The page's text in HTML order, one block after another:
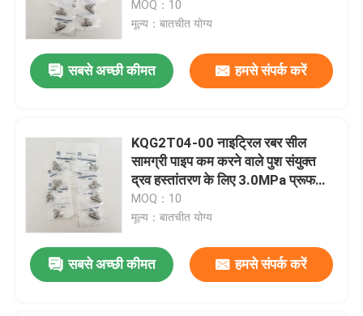
लाइन कनेक्टर
MOQ：10
मूल्य：बातचीत योग्य
सबसे अच्छी कीमत हमसे संपर्क करें
KQG2T04-00 नाइट्रिल रबर सील
सामग्री पाइप कम करने वाले पुश संयुक्त
द्रव हस्तांतरण के लिए 3.0MPa प्रूफ
दबाव का सामना करने के लिए इंजीनियर
MOQ：10
मूल्य：बातचीत योग्य
सबसे अच्छी कीमत हमसे संपर्क करें